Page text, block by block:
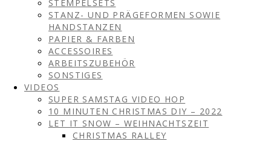
STEMPELSETS
STANZ- UND PRÄGEFORMEN SOWIE
HANDSTANZEN
PAPIER & FARBEN
ACCESSOIRES
ARBEITSZUBEHÖR
SONSTIGES
VIDEOS
SUPER SAMSTAG VIDEO HOP
10 MINUTEN CHRISTMAS DIY – 2022
LET IT SNOW – WEIHNACHTSZEIT
CHRISTMAS RALLEY